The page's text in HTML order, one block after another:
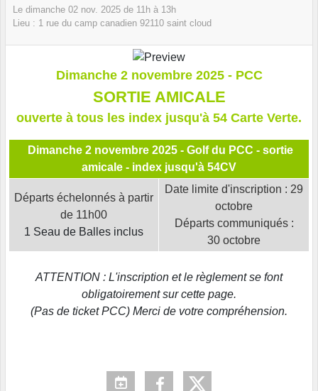
Le dimanche 02 nov. 2025 de 11h à 13h
Lieu : 1 rue du camp canadien 92110 saint cloud
Dimanche 2 novembre 2025 - PCC
SORTIE AMICALE
ouverte à tous les index jusqu'à 54 Carte Verte.
Dimanche 2 novembre 2025 - Golf du PCC - sortie
amicale - index jusqu'à 54CV
Départs échelonnés à partir
de 11h00
1 Seau de Balles inclus
Date limite d'inscription : 29
octobre
Départs communiqués :
30 octobre
ATTENTION : L'inscription et le règlement se font
obligatoirement sur cette page.
(Pas de ticket PCC) Merci de votre compréhension.